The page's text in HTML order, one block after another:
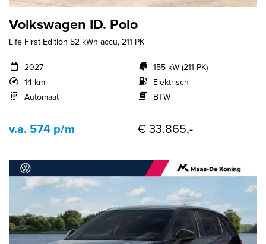
Volkswagen ID. Polo
Life First Edition 52 kWh accu, 211 PK
2027
14 km
Automaat
155 kW (211 PK)
Elektrisch
BTW
v.a. 574 p/m € 33.865,-